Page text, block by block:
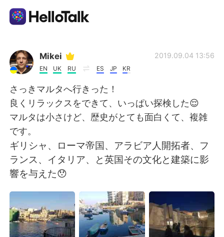
แอปแลกเปลี่ยนทางภาษา
AI Grammar Checker
ไทย
English 简体中文
繁體中文
العربية Français
Deutsch 日本語
Mikei
EN UK RU ES JP KR
2019.09.04 13:56
さっきマルタへ行きった！
良くリラックスをできて、いっぱい探検した😌
マルタは小さけど、歴史がとても面白くて、複雑
です。
ギリシャ、ローマ帝国、アラビア人開拓者、フ
ランス、イタリア、と英国その文化と建築に影
響を与えた😯